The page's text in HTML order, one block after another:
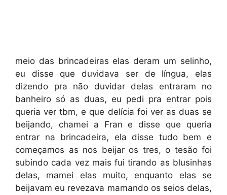
meio das brincadeiras elas deram um selinho,
eu disse que duvidava ser de língua, elas
dizendo pra não duvidar delas entraram no
banheiro só as duas, eu pedi pra entrar pois
queria ver tbm, e que delícia foi ver as duas se
beijando, chamei a Fran e disse que queria
entrar na brincadeira, ela disse tudo bem e
começamos as nos beijar os tres, o tesão foi
subindo cada vez mais fui tirando as blusinhas
delas, mamei elas muito, enquanto elas se
beijavam eu revezava mamando os seios delas,